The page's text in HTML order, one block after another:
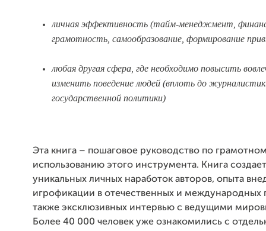
личная эффективность (тайм-менеджмент,
грамотность, самообразование, формирование
любая другая сфера, где необходимо повысить
изменить поведение людей (вплоть до
государственной политики)
Эта книга – пошаговое руководство по
использованию этого инструмента. Книга
уникальных личных наработок авторов, опыта
игрофикации в отечественных и международных
также эксклюзивных интервью с ведущими
Более 40 000 человек уже ознакомились с